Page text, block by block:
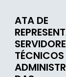
ATA DE
TÉCNICOS